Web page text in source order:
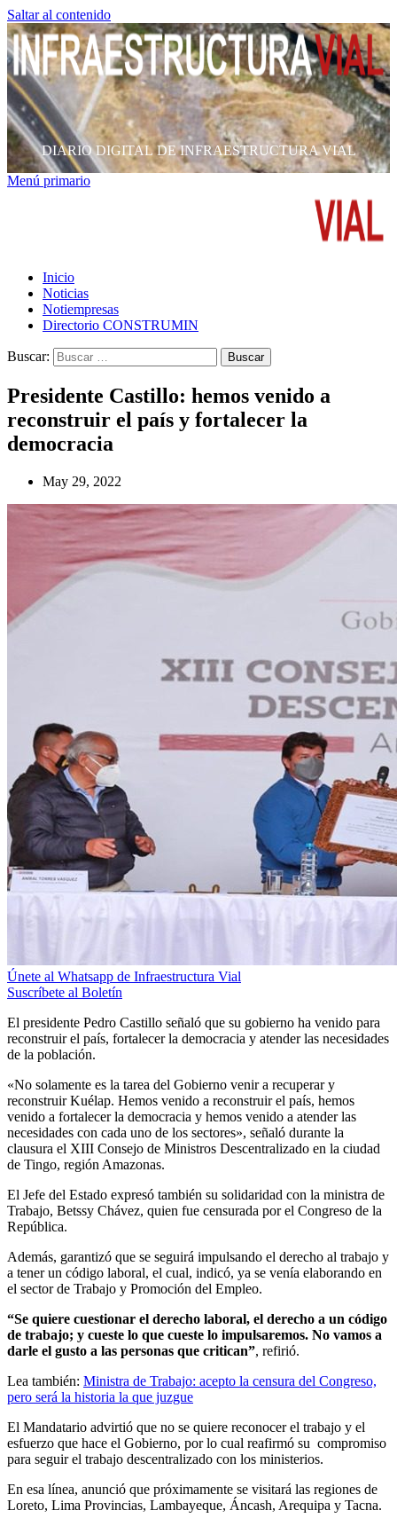
Saltar al contenido
DIARIO DIGITAL DE INFRAESTRUCTURA VIAL
Menú primario
Inicio
Noticias
Notiempresas
Directorio CONSTRUMIN
Buscar:
Presidente Castillo: hemos venido a
reconstruir el país y fortalecer la
democracia
May 29, 2022
Únete al Whatsapp de Infraestructura Vial
Suscríbete al Boletín
El presidente Pedro Castillo señaló que su gobierno ha venido para
reconstruir el país, fortalecer la democracia y atender las necesidades
de la población.
«No solamente es la tarea del Gobierno venir a recuperar y
reconstruir Kuélap. Hemos venido a reconstruir el país, hemos
venido a fortalecer la democracia y hemos venido a atender las
necesidades con cada uno de los sectores», señaló durante la
clausura el XIII Consejo de Ministros Descentralizado en la ciudad
de Tingo, región Amazonas.
El Jefe del Estado expresó también su solidaridad con la ministra de
Trabajo, Betssy Chávez, quien fue censurada por el Congreso de la
República.
Además, garantizó que se seguirá impulsando el derecho al trabajo y
a tener un código laboral, el cual, indicó, ya se venía elaborando en
el sector de Trabajo y Promoción del Empleo.
“Se quiere cuestionar el derecho laboral, el derecho a un código
de trabajo; y cueste lo que cueste lo impulsaremos. No vamos a
darle el gusto a las personas que critican”, refirió.
Lea también: Ministra de Trabajo: acepto la censura del Congreso,
pero será la historia la que juzgue
El Mandatario advirtió que no se quiere reconocer el trabajo y el
esfuerzo que hace el Gobierno, por lo cual reafirmó su compromiso
para seguir el trabajo descentralizado con los ministerios.
En esa línea, anunció que próximamente se visitará las regiones de
Loreto, Lima Provincias, Lambayeque, Áncash, Arequipa y Tacna.